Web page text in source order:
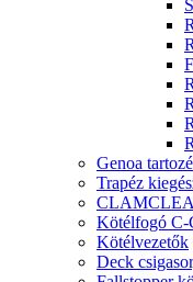
Genoa
Trapéz
Kötélfogó C-
Kötélvezetők
Deck